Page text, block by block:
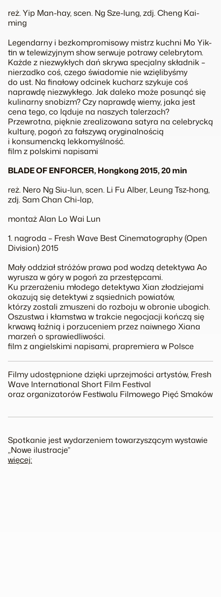
reż. Yip Man-hay, scen. Ng Sze-lung, zdj. Cheng Kai-
ming
Legendarny i bezkompromisowy mistrz kuchni Mo Yik-
tin w telewizyjnym show serwuje potrawy celebrytom.
Każde z niezwykłych dań skrywa specjalny składnik –
nierzadko coś, czego świadomie nie wzięlibyśmy
do ust. Na finałowy odcinek kucharz szykuje coś
naprawdę niezwykłego. Jak daleko może posunąć się
kulinarny snobizm? Czy naprawdę wiemy, jaka jest
cena tego, co ląduje na naszych talerzach?
Przewrotna, pięknie zrealizowana satyra na celebrycką
kulturę, pogoń za fałszywą oryginalnością
i konsumencką lekkomyślność.
film z polskimi napisami
BLADE OF ENFORCER, Hongkong 2015, 20 min
reż. Nero Ng Siu-lun, scen. Li Fu Alber, Leung Tsz-hong,
zdj. Sam Chan Chi-lap,
montaż Alan Lo Wai Lun
1. nagroda – Fresh Wave Best Cinematography (Open
Division) 2015
Mały oddział stróżów prawa pod wodzą detektywa Ao
wyrusza w góry w pogoń za przestępcami.
Ku przerażeniu młodego detektywa Xian złodziejami
okazują się detektywi z sąsiednich powiatów,
którzy zostali zmuszeni do rozboju w obronie ubogich.
Oszustwa i kłamstwa w trakcie negocjacji kończą się
krwawą łaźnią i porzuceniem przez naiwnego Xiana
marzeń o sprawiedliwości.
film z angielskimi napisami, prapremiera w Polsce
Filmy udostępnione dzięki uprzejmości artystów, Fresh
Wave International Short Film Festival
oraz organizatorów Festiwalu Filmowego Pięć Smaków
Spotkanie jest wydarzeniem towarzyszącym wystawie
„Nowe ilustracje”
więcej: